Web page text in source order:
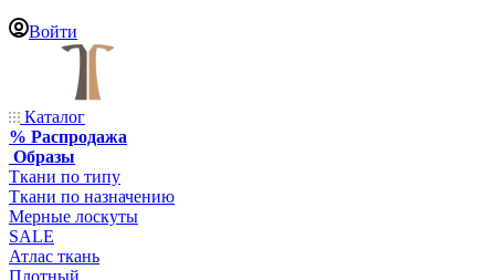
Войти
Каталог
% Распродажа
Образы
Ткани по типу
Ткани по назначению
Мерные лоскуты
SALE
Атлас ткань
Плотный